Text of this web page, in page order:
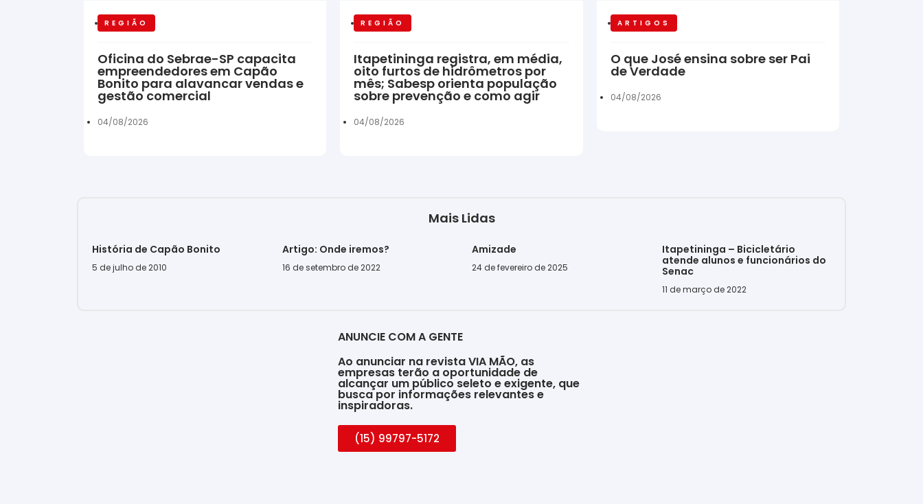
REGIÃO
Oficina do Sebrae-SP capacita
empreendedores em Capão
Bonito para alavancar vendas e
gestão comercial
04/08/2026
REGIÃO
Itapetininga registra, em média,
oito furtos de hidrômetros por
mês; Sabesp orienta população
sobre prevenção e como agir
04/08/2026
ARTIGOS
O que José ensina sobre ser Pai
de Verdade
04/08/2026
Mais Lidas
História de Capão Bonito
5 de julho de 2010
Artigo: Onde iremos?
16 de setembro de 2022
Amizade
24 de fevereiro de 2025
Itapetininga – Bicicletário
atende alunos e funcionários do
Senac
11 de março de 2022
ANUNCIE COM A GENTE
Ao anunciar na revista VIA MÃO, as
empresas terão a oportunidade de
alcançar um público seleto e exigente, que
busca por informações relevantes e
inspiradoras.
(15) 99797-5172